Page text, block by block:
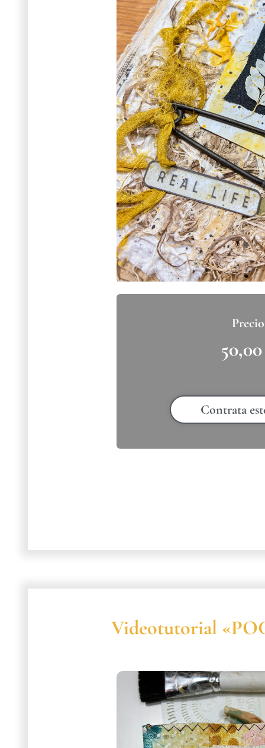
Contrata
Videotutorial